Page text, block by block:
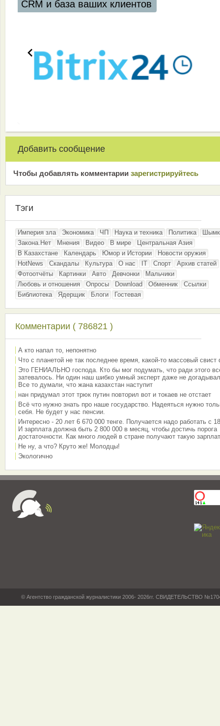
клиентов
Добавить сообщение
Чтобы добавлять комментарии зарeгиcтрирyйтeсь
Тэги
Империя зла Экономика ЧП Наука и техника Политика
Закона.Нет
Мнения Видео В мире
Центральная Азия
В Казахстане
Календарь Юмор и Истории
Новости оружия
HotNews
Скандалы Культура О нас IT Спорт
Архив статей
Фотоотчёты
Картинки Авто Девчонки
Мальчики
Любовь и отношения
Опросы Download Обменник
Ссылки
Библиотека
Ядерщик Блоги Гостевая
Комментарии ( 786821 )
А кто напал то, непонятно
Что с планетой не так последнее время, какой-то массовый свист
Это ГЕНИАЛЬНО господа. Кто бы мог подумать, что ради этого
затевалось. Ни один наш шибко умный эксперт даже не
Все то думали, что жана казахстан наступит
нан придумал этот трюк путин повторил вот и токаев не отстает
Всё что нужно знать про наше государство. Надеяться нужно
себя. Не будет у нас пенсии.
Интересно - 20 лет 6 670 000 тенге. Получается надо работать с
И зарплата должна быть 2 800 000 в месяц, чтобы достичь порога
достаточности. Как много людей в стране получают такую
Не ну, а что? Круто же! Молодцы!
Экологично
© Агентство гражданской журналистики 2006- 2026гг. СВИДЕТЕЛЬСТВО